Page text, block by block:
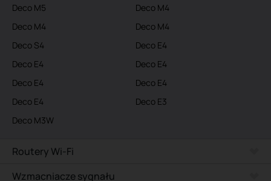
Deco M5
Deco M4
Deco M4
Deco M4
Deco S4
Deco E4
Deco E4
Deco E4
Deco E4
Deco E4
Deco E4
Deco E3
Deco M3W
Routery Wi-Fi
Wzmacniacze sygnału